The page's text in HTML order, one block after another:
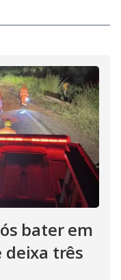
bater em
deixa três